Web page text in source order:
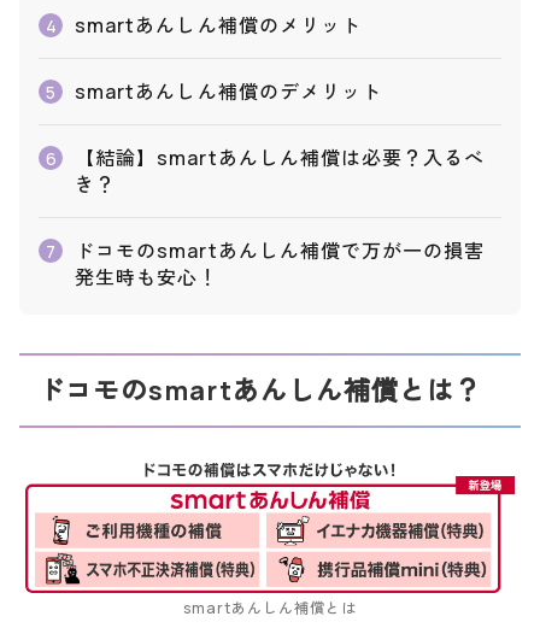
4 smartあんしん補償のメリット
5 smartあんしん補償のデメリット
6
【結論】smartあんしん補償は必要？入るべ
き？
7
ドコモのsmartあんしん補償で万が一の損害
発生時も安心！
ドコモのsmartあんしん補償とは？
smartあんしん補償とは